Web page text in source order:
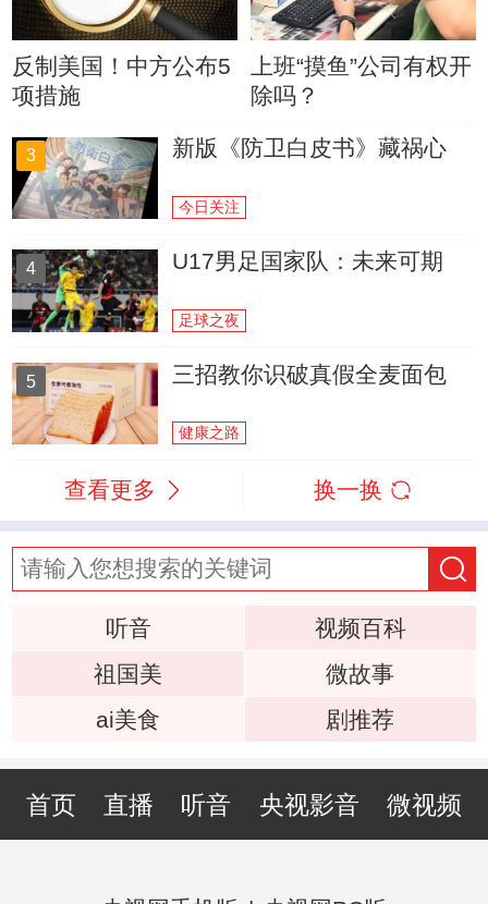
反制美国！中方公布5
项措施
上班“摸鱼”公司有权开
除吗？
3 新版《防卫白皮书》藏祸心
今日关注
4 U17男足国家队：未来可期
足球之夜
5 三招教你识破真假全麦面包
健康之路
查看更多 换一换
听音
视频百科
祖国美
微故事
ai美食
剧推荐
首页 直播 听音 央视影音 微视频